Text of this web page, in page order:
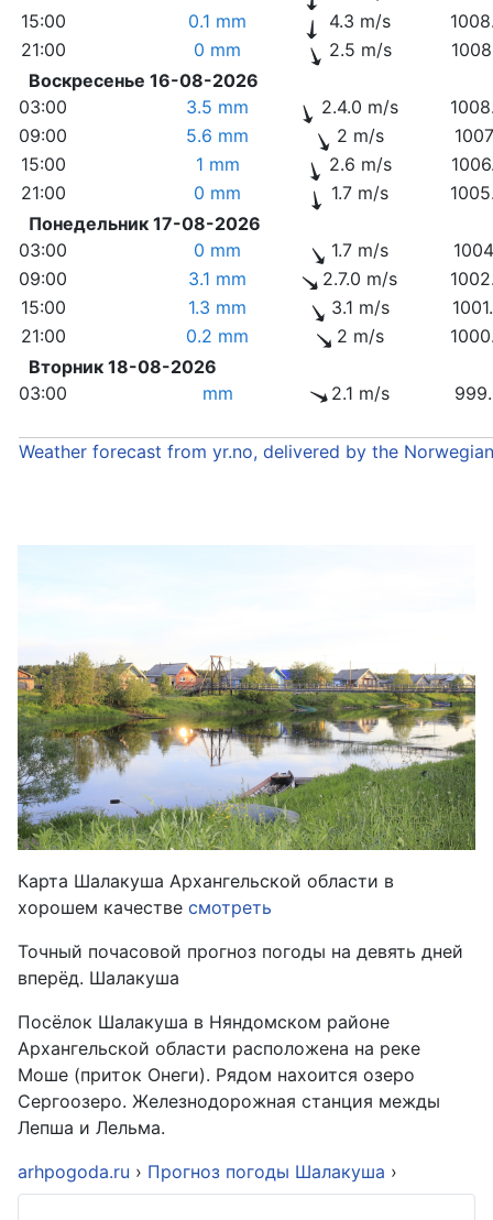
15:00
0.1 mm 4.3 m/s
21:00
0 mm 2.5 m/s
Воскресенье 16-08-2026
03:00
3.5 mm 2.4.0 m/s
09:00
5.6 mm 2 m/s
15:00
1 mm 2.6 m/s
21:00
0 mm 1.7 m/s
Понедельник 17-08-2026
03:00
0 mm 1.7 m/s
09:00
3.1 mm 2.7.0 m/s
15:00
1.3 mm 3.1 m/s
21:00
0.2 mm 2 m/s
Вторник 18-08-2026
03:00
mm 2.1 m/s
Weather forecast from yr.no, delivered by the
Карта Шалакуша Архангельской области в
хорошем качестве смотреть
Точный почасовой прогноз погоды на девять дней
вперёд. Шалакуша
Посёлок Шалакуша в Няндомском районе
Архангельской области расположена на реке
Моше (приток Онеги). Рядом нахоится озеро
Сергоозеро. Железнодорожная станция межды
Лепша и Лельма.
arhpogoda.ru › Прогноз погоды Шалакуша ›